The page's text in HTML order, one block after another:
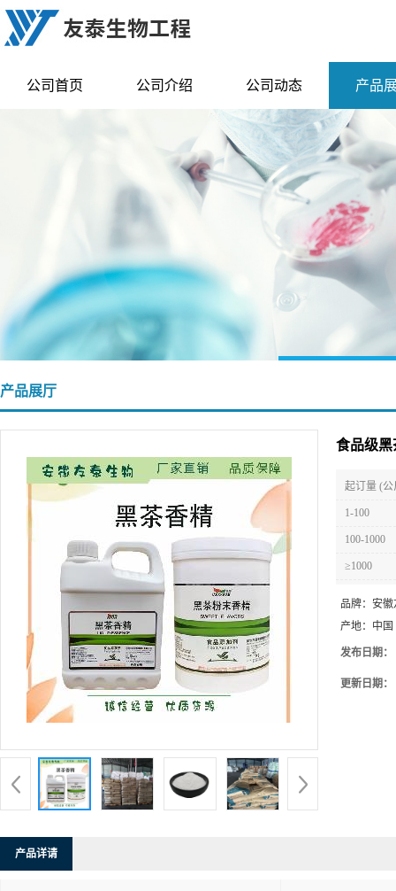
公司首页 公司介绍 公司动态 产品
产品展厅
食品级黑
起订量 (公
1-100
100-1000
≥1000
品牌： 安徽
产地： 中国
发布日期：
更新日期：
产品详请